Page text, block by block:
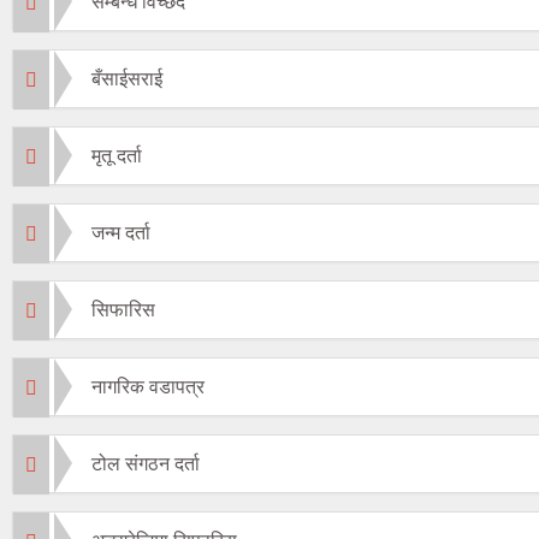
बँसाईसराई
मृतू दर्ता
जन्म दर्ता
सिफारिस
नागरिक वडापत्र
टोल संगठन दर्ता